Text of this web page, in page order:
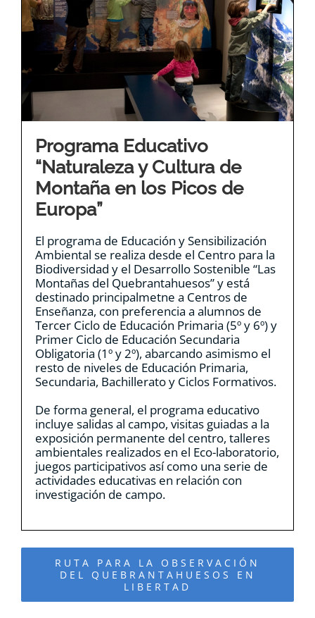
Programa Educativo
“Naturaleza y Cultura de
Montaña en los Picos de
Europa”
El programa de Educación y Sensibilización
Ambiental se realiza desde el Centro para la
Biodiversidad y el Desarrollo Sostenible “Las
Montañas del Quebrantahuesos” y está
destinado principalmetne a Centros de
Enseñanza, con preferencia a alumnos de
Tercer Ciclo de Educación Primaria (5º y 6º) y
Primer Ciclo de Educación Secundaria
Obligatoria (1º y 2º), abarcando asimismo el
resto de niveles de Educación Primaria,
Secundaria, Bachillerato y Ciclos Formativos.
De forma general, el programa educativo
incluye salidas al campo, visitas guiadas a la
exposición permanente del centro, talleres
ambientales realizados en el Eco-laboratorio,
juegos participativos así como una serie de
actividades educativas en relación con
investigación de campo.
RUTA PARA LA OBSERVACIÓN
DEL QUEBRANTAHUESOS EN
LIBERTAD